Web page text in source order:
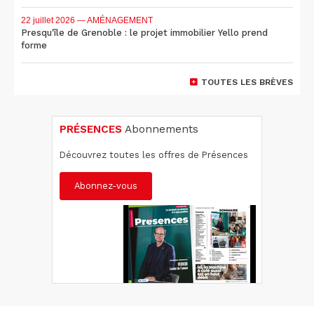
22 juillet 2026 — AMÉNAGEMENT
Presqu'île de Grenoble : le projet immobilier Yello prend
forme
TOUTES LES BRÈVES
PRÉSENCES Abonnements
Découvrez toutes les offres de Présences
Abonnez-vous